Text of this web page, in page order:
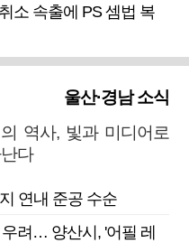
소 속출에 PS 셈법 복
울산·경남 소식
역사, 빛과 미디어로
다
연내 준공 수순
려… 양산시, '어필 레